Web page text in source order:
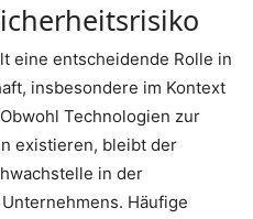
eine entscheidende Rolle in
insbesondere im Kontext
Technologien zur
existieren, bleibt der
in der
Häufige